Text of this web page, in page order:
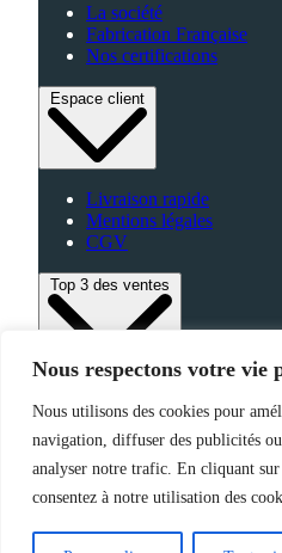
Nous respectons votre vie
Nous utilisons des cookies pour
navigation, diffuser des publicités
analyser notre trafic. En cliquant
consentez à notre utilisation des
La société
Fabrication Française
Nos certifications
Espace client
Livraison rapide
Mentions légales
CGV
Top 3 des ventes
High-Tech
Fabriqué en France
©2025 Jemapub –